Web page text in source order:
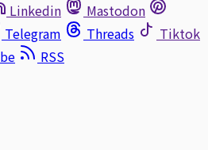
Linkedin
Mastodon
Telegram Threads
Tiktok
RSS